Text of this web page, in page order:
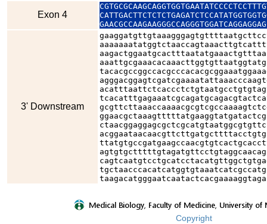
Exon 4
3' Downstream
Copyright